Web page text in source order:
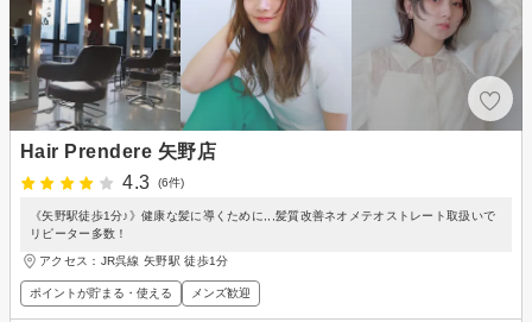
Hair Prendere 矢野店
4.3
(6件)
《矢野駅徒歩1分♪》健康な髪に導くために,,,髪質改善ネオメテオストレート取扱いで
リピーター多数！
アクセス：JR呉線 矢野駅 徒歩1分
ポイントが貯まる・使える メンズ歓迎